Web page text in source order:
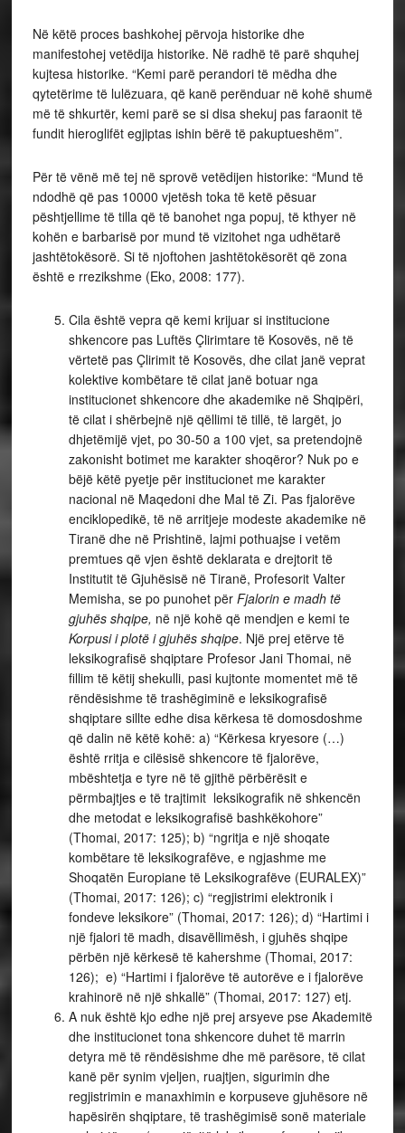
Në këtë proces bashkohej përvoja historike dhe
manifestohej vetëdija historike. Në radhë të parë shquhej
kujtesa historike. “Kemi parë perandori të mëdha dhe
qytetërime të lulëzuara, që kanë perënduar në kohë shumë
më të shkurtër, kemi parë se si disa shekuj pas faraonit të
fundit hieroglifët egjiptas ishin bërë të pakuptueshëm”.
Për të vënë më tej në sprovë vetëdijen historike: “Mund të
ndodhë që pas 10000 vjetësh toka të ketë pësuar
pështjellime të tilla që të banohet nga popuj, të kthyer në
kohën e barbarisë por mund të vizitohet nga udhëtarë
jashtëtokësorë. Si të njoftohen jashtëtokësorët që zona
është e rrezikshme (Eko, 2008: 177).
Cila është vepra që kemi krijuar si institucione
shkencore pas Luftës Çlirimtare të Kosovës, në të
vërtetë pas Çlirimit të Kosovës, dhe cilat janë veprat
kolektive kombëtare të cilat janë botuar nga
institucionet shkencore dhe akademike në Shqipëri,
të cilat i shërbejnë një qëllimi të tillë, të largët, jo
dhjetëmijë vjet, po 30-50 a 100 vjet, sa pretendojnë
zakonisht botimet me karakter shoqëror? Nuk po e
bëjë këtë pyetje për institucionet me karakter
nacional në Maqedoni dhe Mal të Zi. Pas fjalorëve
enciklopedikë, të në arritjeje modeste akademike në
Tiranë dhe në Prishtinë, lajmi pothuajse i vetëm
premtues që vjen është deklarata e drejtorit të
Institutit të Gjuhësisë në Tiranë, Profesorit Valter
Memisha, se po punohet për Fjalorin e madh të
gjuhës shqipe, në një kohë që mendjen e kemi te
Korpusi i plotë i gjuhës shqipe. Një prej etërve të
leksikografisë shqiptare Profesor Jani Thomai, në
fillim të këtij shekulli, pasi kujtonte momentet më të
rëndësishme të trashëgiminë e leksikografisë
shqiptare sillte edhe disa kërkesa të domosdoshme
që dalin në këtë kohë: a) “Kërkesa kryesore (…)
është rritja e cilësisë shkencore të fjalorëve,
mbështetja e tyre në të gjithë përbërësit e
përmbajtjes e të trajtimit leksikografik në shkencën
dhe metodat e leksikografisë bashkëkohore”
(Thomai, 2017: 125); b) “ngritja e një shoqate
kombëtare të leksikografëve, e ngjashme me
Shoqatën Europiane të Leksikografëve (EURALEX)”
(Thomai, 2017: 126); c) “regjistrimi elektronik i
fondeve leksikore” (Thomai, 2017: 126); d) “Hartimi i
një fjalori të madh, disavëllimësh, i gjuhës shqipe
përbën një kërkesë të kahershme (Thomai, 2017:
126); e) “Hartimi i fjalorëve të autorëve e i fjalorëve
krahinorë në një shkallë” (Thomai, 2017: 127) etj.
A nuk është kjo edhe një prej arsyeve pse Akademitë
dhe institucionet tona shkencore duhet të marrin
detyra më të rëndësishme dhe më parësore, të cilat
kanë për synim vjeljen, ruajtjen, sigurimin dhe
regjistrimin e manaxhimin e korpuseve gjuhësore në
hapësirën shqiptare, të trashëgimisë sonë materiale